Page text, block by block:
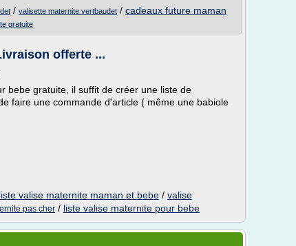
/ valisette maternite vertbaudet / cadeaux future maman
gratuite
offerte ...
bebe gratuite, il suffit de créer une liste de
faire une commande d'article ( même une babiole
liste valise maternite maman et bebe / valise
pas cher / liste valise maternite pour bebe